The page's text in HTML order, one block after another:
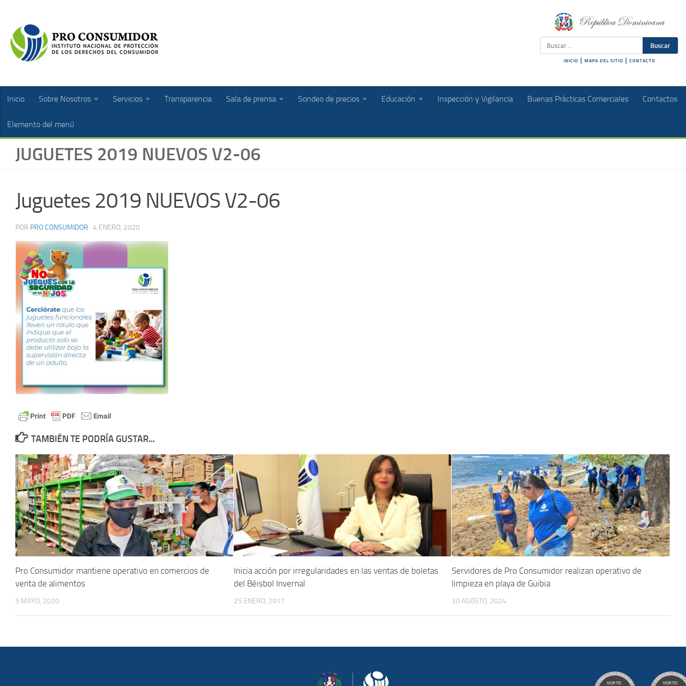
Buscar
INICIO MAPA DEL SITIO CONTACTO
Inicio Sobre Nosotros Servicios Transparencia Sala de prensa Sondeo de precios Educación Inspección y Vigilancia Buenas Prácticas Comerciales Contactos
Elemento del menú
JUGUETES 2019 NUEVOS V2-06
Juguetes 2019 NUEVOS V2-06
POR PRO CONSUMIDOR · 4 ENERO, 2020
TAMBIÉN TE PODRÍA GUSTAR...
Pro Consumidor mantiene operativo en comercios de
venta de alimentos
5 MAYO, 2020
Inicia acción por irregularidades en las ventas de boletas
del Béisbol Invernal
25 ENERO, 2017
Servidores de Pro Consumidor realizan operativo de
limpieza en playa de Güibia
30 AGOSTO, 2024